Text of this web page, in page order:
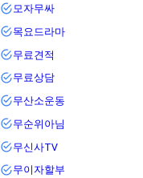
모자무싸
목요드라마
무료견적
무료상담
무산소운동
무순위아님
무신사TV
무이자할부